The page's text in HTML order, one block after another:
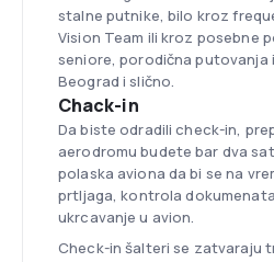
stalne putnike, bilo kroz
Vision Team ili kroz posebne
seniore, porodična putovanja
Beograd i slično.
Chack-in
Da biste odradili check-in,
aerodromu budete bar dva
polaska aviona da bi se na
prtljaga, kontrola
ukrcavanje u avion.
Check-in šalteri se zatvaraju